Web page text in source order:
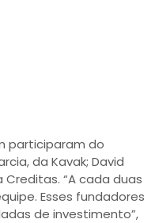
participaram do
da Kavak; David
Creditas. “A cada duas
Esses fundadores
de investimento”,